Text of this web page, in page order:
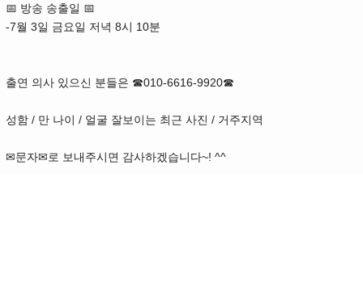
📅 방송 송출일 📅
-7월 3일 금요일 저녁 8시 10분
출연 의사 있으신 분들은 ☎010-6616-9920☎
성함 / 만 나이 / 얼굴 잘보이는 최근 사진 / 거주지역
✉문자✉로 보내주시면 감사하겠습니다~! ^^